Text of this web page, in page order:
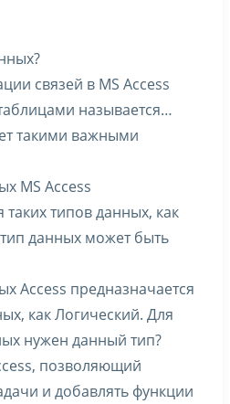
связей в MS Access
называется…
такими важными
MS Access
таких типов данных, как
тип данных может быть
Access предназначается
как Логический. Для
нужен данный тип?
позволяющий
и добавлять функции